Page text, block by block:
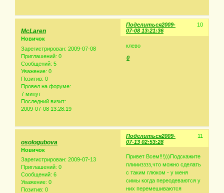
Поделиться 10
2009-
07-08 13:21:36
McLaren
Новичок
Зарегистрирован: 2009-07-08
Приглашений: 0
Сообщений: 5
Уважение: 0
Позитив: 0
Провел на форуме:
7 минут
Последний визит:
2009-07-08 13:28:19
клево
0
Поделиться 11
2009-
07-13 02:53:28
osologubova
Новичок
Зарегистрирован: 2009-07-13
Приглашений: 0
Сообщений: 6
Уважение: 0
Позитив: 0
Привет Всем!!!)))Подскажите
плииизззз,что можно сделать
с таким глюком - у меня
симы когда переодеваются у
них перемешиваются